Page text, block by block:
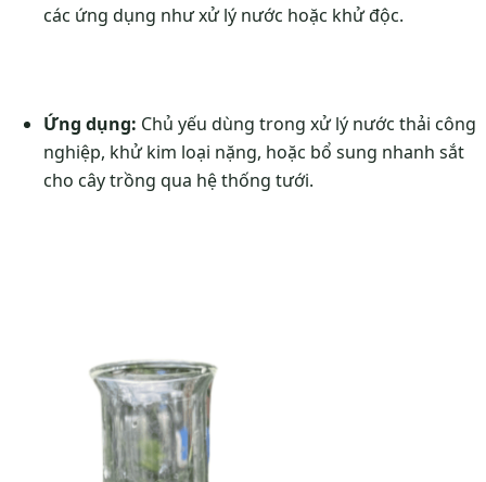
các ứng dụng như xử lý nước hoặc khử độc.
Ứng dụng: Chủ yếu dùng trong xử lý nước thải công
nghiệp, khử kim loại nặng, hoặc bổ sung nhanh sắt
cho cây trồng qua hệ thống tưới.